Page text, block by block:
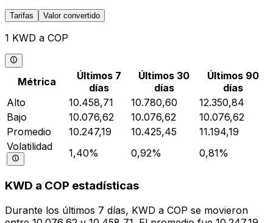
Tarifas Valor convertido
1 KWD a COP
Métrica
Últimos 7
días
Últimos 30
días
Últimos 90
días
Alto
10.458,71 10.780,60
12.350,84
Bajo
10.076,62 10.076,62
10.076,62
Promedio
10.247,19 10.425,45
11.194,19
Volatilidad
1,40% 0,92% 0,81%
KWD a COP estadísticas
Durante los últimos 7 días, KWD a COP se movieron